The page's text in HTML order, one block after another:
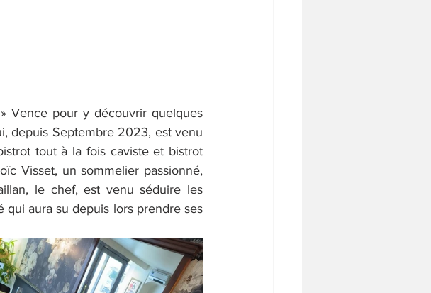
Vence pour y découvrir quelques
depuis Septembre 2023, est venu
tout à la fois caviste et bistrot
Visset, un sommelier passionné,
le chef, est venu séduire les
qui aura su depuis lors prendre ses